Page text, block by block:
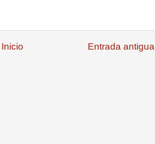
Entrada antigua
Inicio